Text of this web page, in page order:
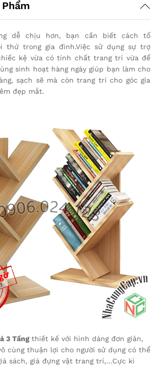
dễ chịu hơn, bạn cần biết cách tổ
thứ trong gia đình.Việc sử dụng sự trợ
kệ vừa có tính chất trang trí vừa để
sinh hoạt hàng ngày giúp bạn làm cho
sạch sẽ mà còn trang trí cho góc gia
đẹp mắt.
3 Tầng thiết kế với hình dáng đơn giản,
cùng thuận lợi cho người sử dụng có thể
sách, giá đựng vật trang trí,…Cực kì